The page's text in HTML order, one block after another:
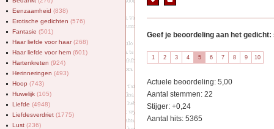
Geef je beoordeling aan het gedicht:
Actuele beoordeling: 5,00
Aantal stemmen: 22
Stijger: +0,24
Aantal hits: 5365
Eenzaamheid (838)
Erotische gedichten (576)
Fantasie (501)
Haar liefde voor haar(268)
Haar liefde voor hem (601)
Hartenkreten (924)
Herinneringen (493)
Hoop (743)
Huwelijk (105)
Liefde (4948)
Liefdesverdriet (1775)
Lust (236)